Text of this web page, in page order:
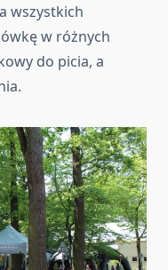
wszystkich
w różnych
do picia, a